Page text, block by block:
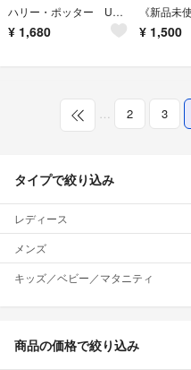
ハリー・ポッター UNO ウノ カードゲーム 中古 原作絵 キャラクター ボード
¥ 1,680 ¥ 1,500
… 2 3
タイプで絞り込み
レディース
メンズ
キッズ／ベビー／マタニティ
商品の価格で絞り込み